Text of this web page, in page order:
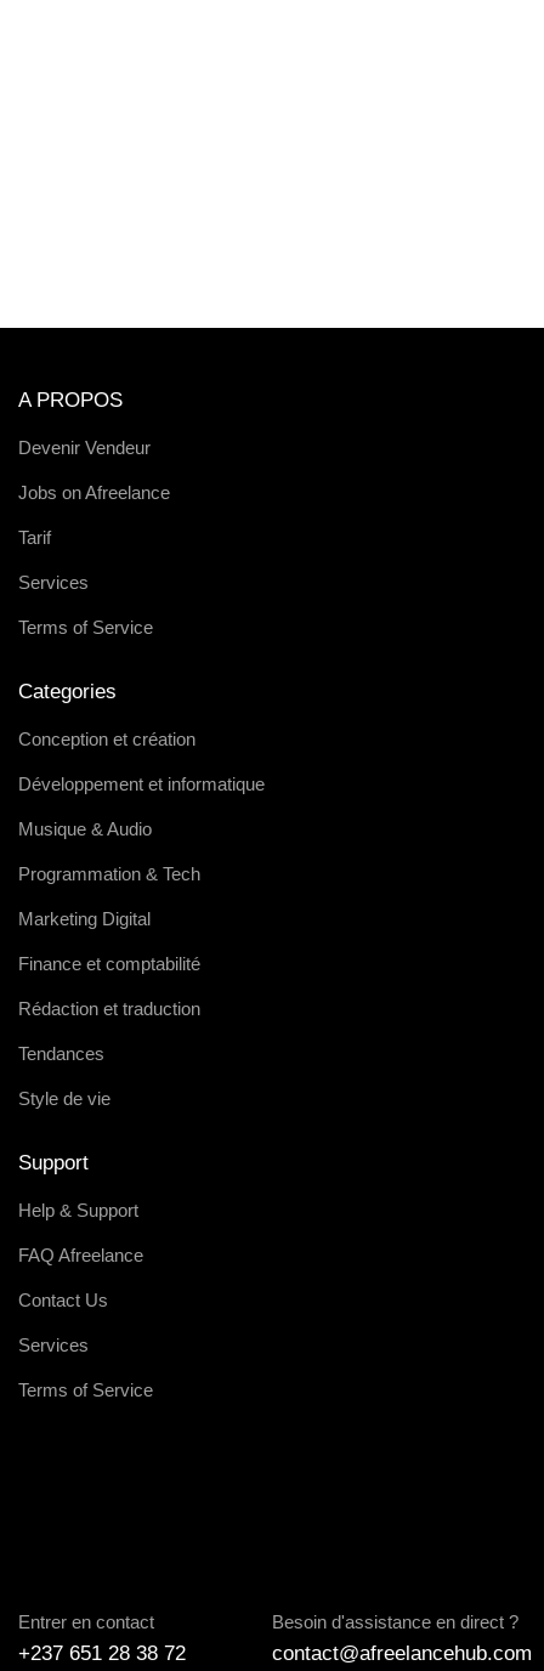
A PROPOS
Devenir Vendeur
Jobs on Afreelance
Tarif
Services
Terms of Service
Categories
Conception et création
Développement et informatique
Musique & Audio
Programmation & Tech
Marketing Digital
Finance et comptabilité
Rédaction et traduction
Tendances
Style de vie
Support
Help & Support
FAQ Afreelance
Contact Us
Services
Terms of Service
Entrer en contact
+237 651 28 38 72
Besoin d'assistance en direct ?
contact@afreelancehub.com